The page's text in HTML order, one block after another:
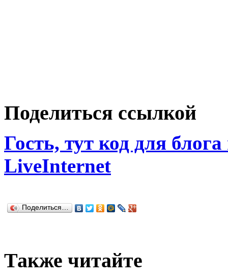
Поделиться ссылкой
Гость, тут код для
LiveInternet
Поделиться…
Также читайте